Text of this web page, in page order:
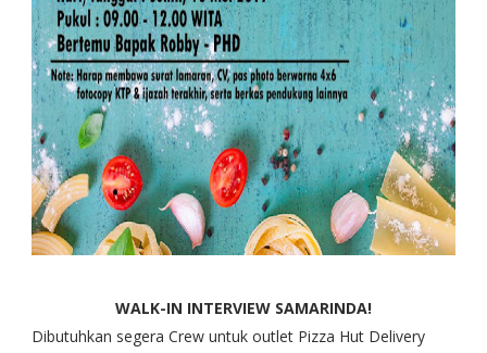
WALK-IN INTERVIEW SAMARINDA!
Dibutuhkan segera Crew untuk outlet Pizza Hut Delivery